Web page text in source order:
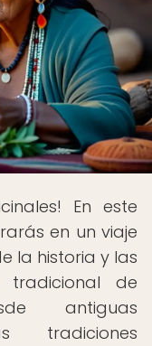
En este
en un viaje
la historia y las
de
antiguas
tradiciones